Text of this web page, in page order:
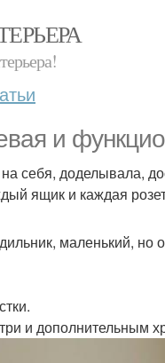
и
себя, доделывала,
ящик и каждая
маленький,
и дополнительным